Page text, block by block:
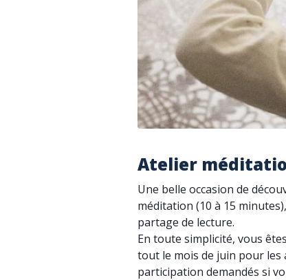
Atelier
Une belle occasion de
méditation (10 à 15
partage de lecture.
En toute simplicité, vous
tout le mois de juin pour les
participation demandés si